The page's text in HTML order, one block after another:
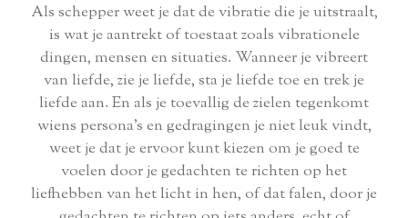
Als schepper weet je dat de vibratie die je uitstraalt,
is wat je aantrekt of toestaat zoals vibrationele
dingen, mensen en situaties. Wanneer je vibreert
van liefde, zie je liefde, sta je liefde toe en trek je
liefde aan. En als je toevallig de zielen tegenkomt
wiens persona's en gedragingen je niet leuk vindt,
weet je dat je ervoor kunt kiezen om je goed te
voelen door je gedachten te richten op het
liefhebben van het licht in hen, of dat falen, door je